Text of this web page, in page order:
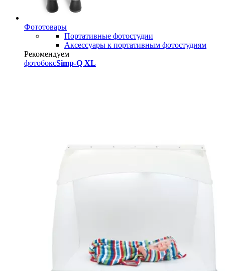
Фототовары
Портативные фотостудии
Аксессуары к портативным фотостудиям
Рекомендуем
фотобоксSimp-Q XL